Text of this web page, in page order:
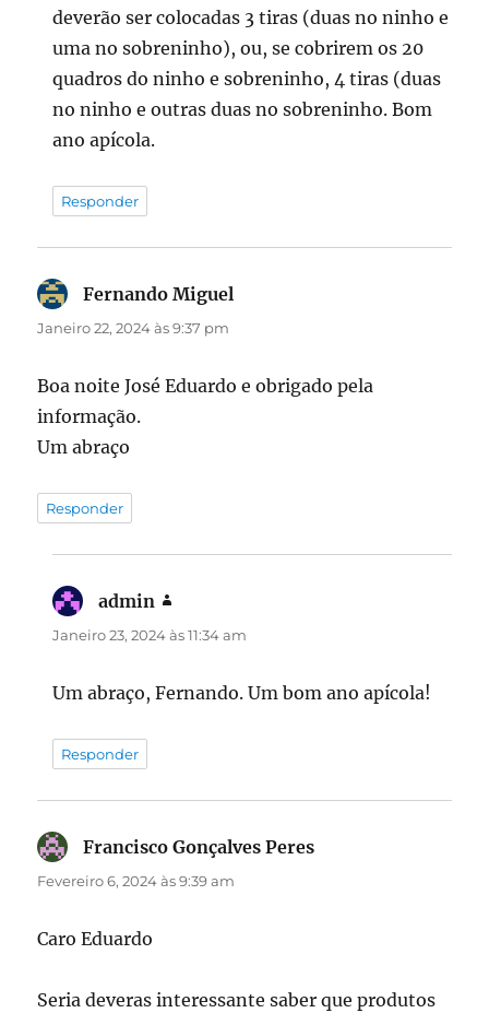
deverão ser colocadas 3 tiras (duas no ninho e
uma no sobreninho), ou, se cobrirem os 20
quadros do ninho e sobreninho, 4 tiras (duas
no ninho e outras duas no sobreninho. Bom
ano apícola.
Responder
Fernando Miguel
Janeiro 22, 2024 às 9:37 pm
Boa noite José Eduardo e obrigado pela
informação.
Um abraço
Responder
admin
Janeiro 23, 2024 às 11:34 am
Um abraço, Fernando. Um bom ano apícola!
Responder
Francisco Gonçalves Peres
Fevereiro 6, 2024 às 9:39 am
Caro Eduardo
Seria deveras interessante saber que produtos